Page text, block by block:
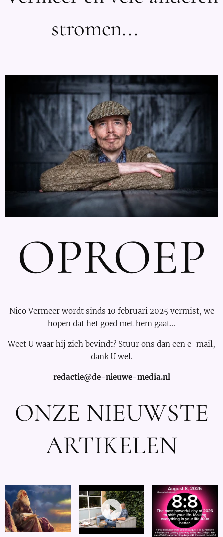
stromen... 💫
OPROEP
Nico Vermeer wordt sinds 10 februari 2025 vermist, we
hopen dat het goed met hem gaat...
Weet U waar hij zich bevindt? Stuur ons dan een e-mail,
dank U wel.
redactie@de-nieuwe-media.nl
ONZE NIEUWSTE
ARTIKELEN